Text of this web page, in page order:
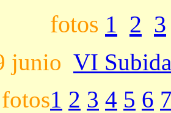
fotos 1 2 3
junio VI
fotos1 2 3 4 5 6